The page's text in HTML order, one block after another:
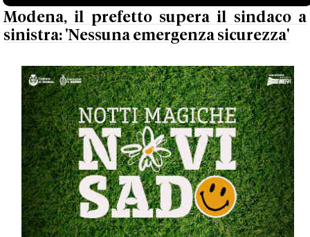
Modena, il prefetto supera il sindaco a
sinistra: 'Nessuna emergenza sicurezza'